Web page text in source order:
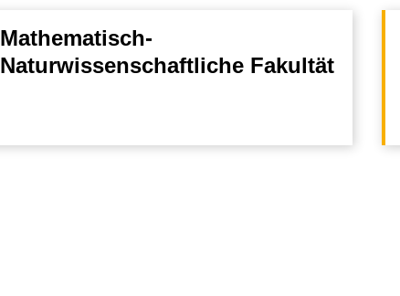
Mathematisch-
Naturwissenschaftliche Fakultät